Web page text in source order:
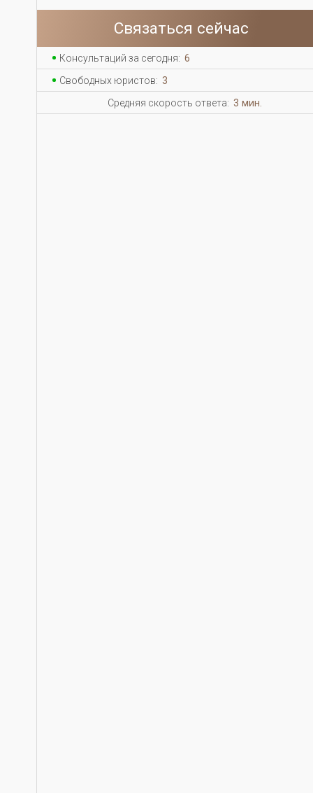
Связаться сейчас
Консультаций за сегодня: 6
Свободных юристов: 3
Средняя скорость ответа: 3 мин.